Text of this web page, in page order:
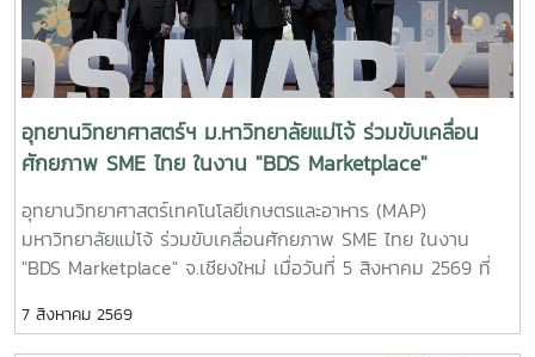
อุทยานวิทยาศาสตร์ฯ ม.หาวิทยาลัยแม่โจ้ ร่วมขับเคลื่อน
ศักยภาพ SME ไทย ในงาน "BDS Marketplace"
จ.เชียงใหม่
อุทยานวิทยาศาสตร์เทคโนโลยีเกษตรและอาหาร (MAP)
มหาวิทยาลัยแม่โจ้ ร่วมขับเคลื่อนศักยภาพ SME ไทย ในงาน
"BDS Marketplace" จ.เชียงใหม่ เมื่อวันที่ 5 สิงหาคม 2569 ที่
ผ่านมา ณ ห้องแกรนด์วิว 1 โรงแรมเชียงใหม่แกรนด์วิว อุทยาน
วิทยาศาสตร์เทคโนโลยีเกษตรและอาหาร มหาวิทยาลัยแม่โจ้
(Maejo Agro Food Park) ได้เข้าร่วมออกบูธและนำเสนอบริการ
7 สิงหาคม 2569